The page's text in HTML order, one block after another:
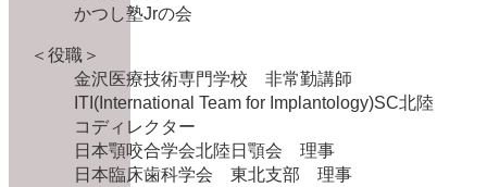
かつし塾Jrの会
＜役職＞
金沢医療技術専門学校 非常勤講師
ITI(International Team for Implantology)SC北陸
コディレクター
日本顎咬合学会北陸日顎会 理事
日本臨床歯科学会 東北支部 理事